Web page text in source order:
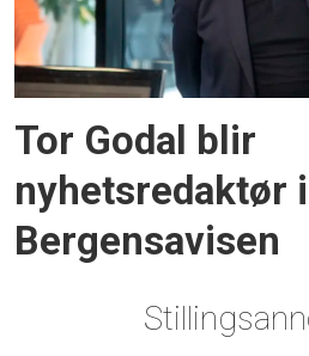
Tor Godal blir
nyhetsredaktør i
Bergensavisen